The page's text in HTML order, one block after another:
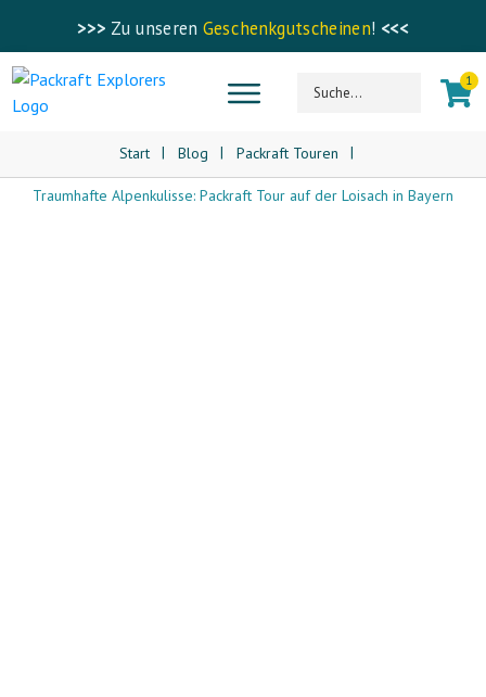
>>> Zu unseren Geschenkgutscheinen! <<<
1
Start | Blog | Packraft Touren |
Traumhafte Alpenkulisse: Packraft Tour auf der Loisach in Bayern